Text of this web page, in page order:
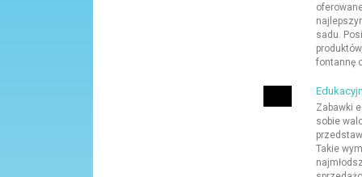
sadu.
fontannę
Zabawki
sobie
Takie